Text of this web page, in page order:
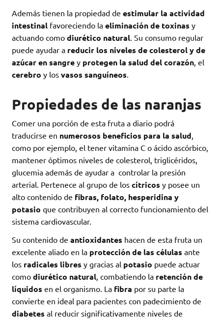
Además tienen la propiedad de estimular la actividad
intestinal favoreciendo la eliminación de toxinas y
actuando como diurético natural . Su consumo regular
puede ayudar a reducir los niveles de colesterol y de
azúcar en sangre y protegen la salud del corazón , el
cerebro y los vasos sanguíneos
Propiedades de las naranjas
Comer una porción de esta fruta a diario podrá
traducirse en numerosos beneficios para la salud,
como por ejemplo, el tener vitamina C o ácido ascórbico,
mantener óptimos niveles de colesterol, triglicéridos,
glucemia además de ayudar a controlar la presión
arterial. Pertenece al grupo de los cítricos y posee un
alto contenido de fibras, folato, hesperidina y
potasio que contribuyen al correcto funcionamiento del
sistema cardiovascular.
Su contenido de antioxidantes hacen de esta fruta un
excelente aliado en la protección de las células ante
los radicales libres y gracias al potasio puede actuar
como diurético natural, combatiendo la retención de
líquidos en el organismo. La fibra por su parte la
convierte en ideal para pacientes con padecimiento de
diabetes al reducir significativamente niveles de